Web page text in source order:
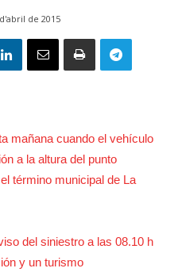
de 2015
mañana cuando el vehículo
a la altura del punto
término municipal de La
del siniestro a las 08.10 h
y un turismo